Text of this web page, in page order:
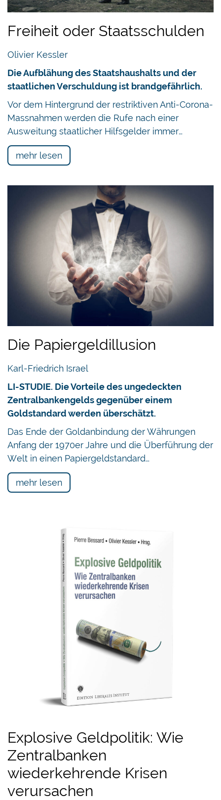
Freiheit oder Staatsschulden
Olivier Kessler
Die Aufblähung des Staatshaushalts und der
staatlichen Verschuldung ist brandgefährlich.
Vor dem Hintergrund der restriktiven Anti-Corona-
Massnahmen werden die Rufe nach einer
Ausweitung staatlicher Hilfsgelder immer…
mehr lesen
Die Papiergeldillusion
Karl-Friedrich Israel
LI-STUDIE. Die Vorteile des ungedeckten
Zentralbankengelds gegenüber einem
Goldstandard werden überschätzt.
Das Ende der Goldanbindung der Währungen
Anfang der 1970er Jahre und die Überführung der
Welt in einen Papiergeldstandard…
mehr lesen
Explosive Geldpolitik: Wie
Zentralbanken
wiederkehrende Krisen
verursachen